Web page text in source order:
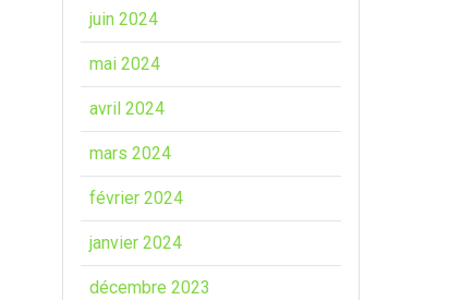
juin 2024
mai 2024
avril 2024
mars 2024
février 2024
janvier 2024
décembre 2023